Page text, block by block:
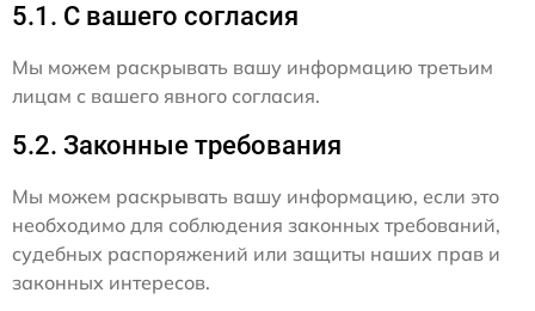
5.1. С вашего согласия
Мы можем раскрывать вашу информацию третьим
лицам с вашего явного согласия.
5.2. Законные требования
Мы можем раскрывать вашу информацию, если это
необходимо для соблюдения законных требований,
судебных распоряжений или защиты наших прав и
законных интересов.